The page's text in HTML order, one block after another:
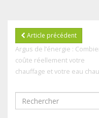
Article précédent
Argus de l’énergie :
coûte réellement votre
chauffage et votre eau